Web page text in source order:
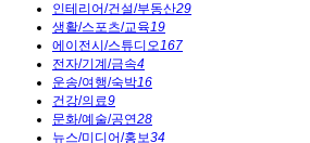
인테리어/건설/부동산29
생활/스포츠/교육19
에이전시/스튜디오167
전자/기계/금속4
운송/여행/숙박16
건강/의료9
문화/예술/공연28
뉴스/미디어/홍보34